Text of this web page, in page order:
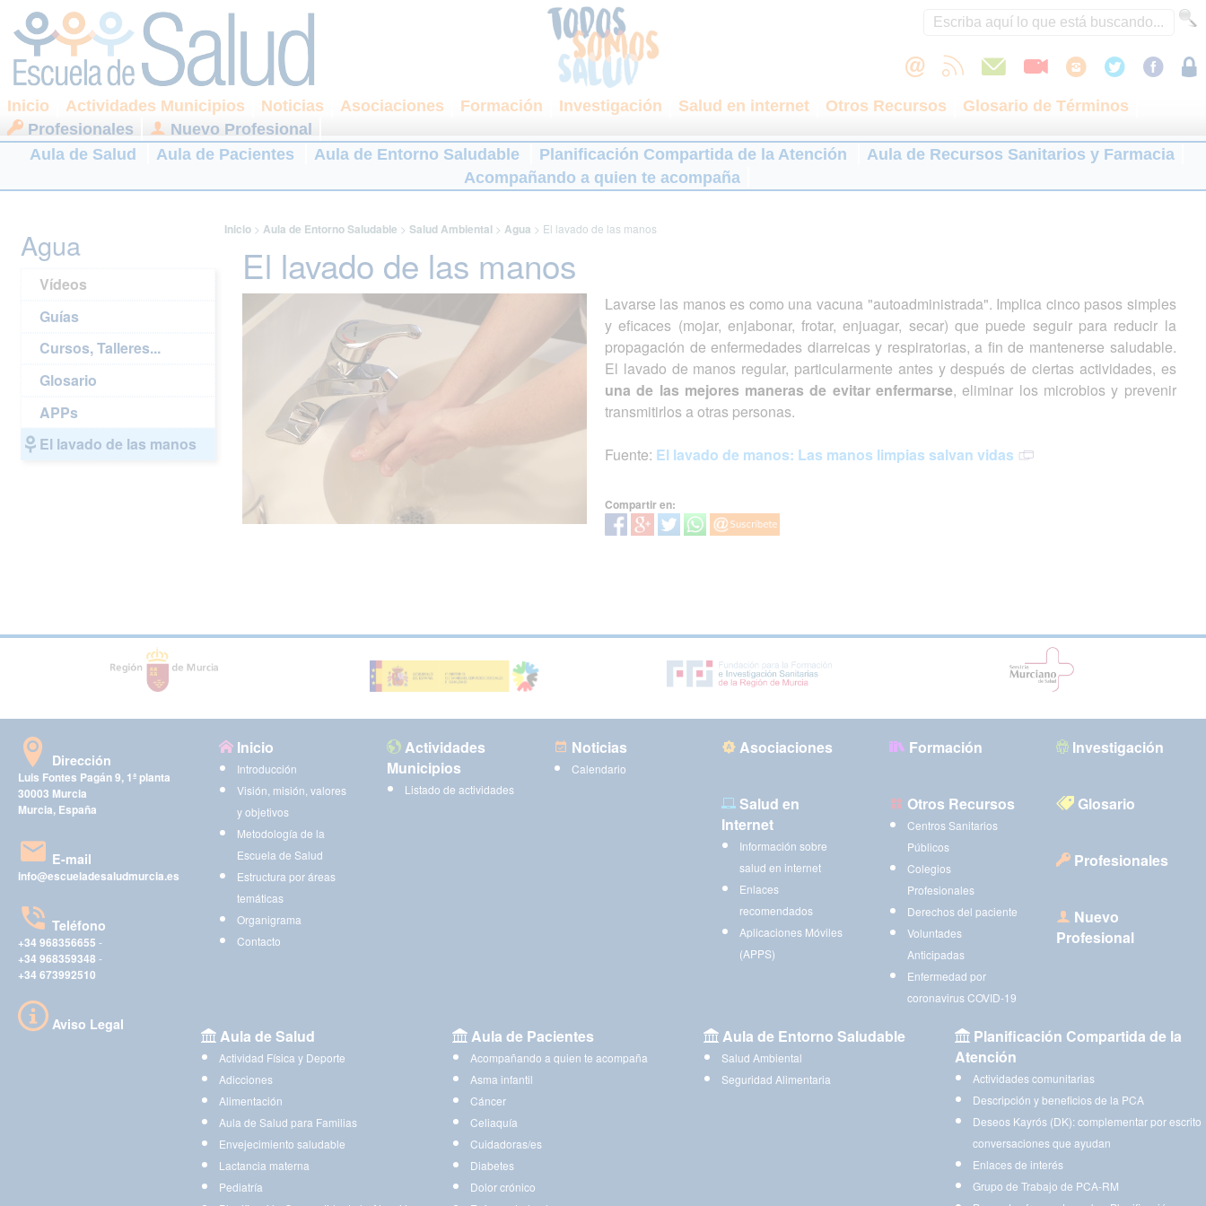
Inicio Actividades Municipios Noticias Asociaciones Formación Investigación Salud en internet Otros Recursos
Glosario de Términos
Profesionales
Nuevo Profesional
Aula de Salud
Aula de Pacientes Aula de Entorno Saludable Planificación Compartida de la Atención
Aula de Recursos Sanitarios y Farmacia
Acompañando a quien te acompaña
Agua
Vídeos
Guías
Cursos, Talleres...
Glosario
APPs
El lavado de las manos
Inicio> Aula de Entorno Saludable > Salud Ambiental> Agua > El lavado de las manos
El lavado de las manos
Lavarse las manos es como una vacuna "autoadministrada". Implica cinco pasos simples
y eficaces (mojar, enjabonar, frotar, enjuagar, secar) que puede seguir para reducir la
propagación de enfermedades diarreicas y respiratorias, a fin de mantenerse saludable.
El lavado de manos regular, particularmente antes y después de ciertas actividades, es
una de las mejores maneras de evitar enfermarse, eliminar los microbios y prevenir
transmitirlos a otras personas.
Fuente: El lavado de manos: Las manos limpias salvan vidas
Compartir en:
Dirección
Luis Fontes Pagán 9, 1ª planta
30003 Murcia
Murcia, España
E-mail
info@escueladesaludmurcia.es
Teléfono
+34 968356655 -
+34 968359348 -
+34 673992510
Aviso Legal
Inicio
Introducción
Visión, misión, valores
y objetivos
Metodología de la
Escuela de Salud
Estructura por áreas
temáticas
Organigrama
Contacto
Actividades
Municipios
Listado de actividades
Noticias
Calendario
Asociaciones Formación Investigación
Salud en
Internet
Información sobre
salud en internet
Enlaces
recomendados
Aplicaciones Móviles
(APPS)
Otros Recursos
Centros Sanitarios
Públicos
Colegios
Profesionales
Derechos del paciente
Voluntades
Anticipadas
Enfermedad por
coronavirus COVID-19
Glosario
Profesionales
Nuevo
Profesional
Aula de Salud
Actividad Física y Deporte
Adicciones
Alimentación
Aula de Salud para Familias
Envejecimiento saludable
Lactancia materna
Pediatría
Aula de Pacientes
Acompañando a quien te acompaña
Asma infantil
Cáncer
Celiaquía
Cuidadoras/es
Diabetes
Dolor crónico
Aula de Entorno Saludable
Salud Ambiental
Seguridad Alimentaria
Planificación Compartida de la
Atención
Actividades comunitarias
Descripción y beneficios de la PCA
Deseos Kayrós (DK): complementar por escrito
conversaciones que ayudan
Enlaces de interés
Grupo de Trabajo de PCA-RM